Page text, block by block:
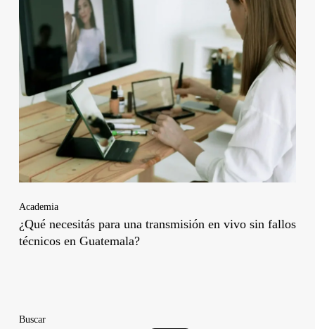
Academia
¿Qué necesitás para una transmisión en vivo sin fallos
técnicos en Guatemala?
Buscar